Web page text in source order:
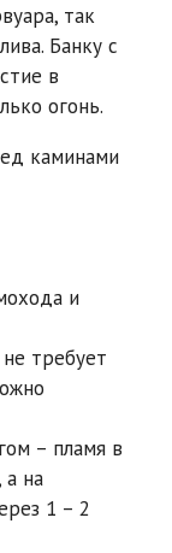
так
Банку с
в
огонь.
каминами
и
требует
– пламя в
а на
1 – 2